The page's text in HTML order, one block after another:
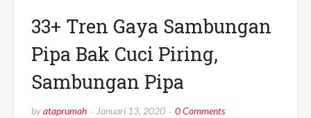
33+ Tren Gaya Sambungan
Pipa Bak Cuci Piring,
Sambungan Pipa
byataprumah Januari 13, 2020 0 Comments